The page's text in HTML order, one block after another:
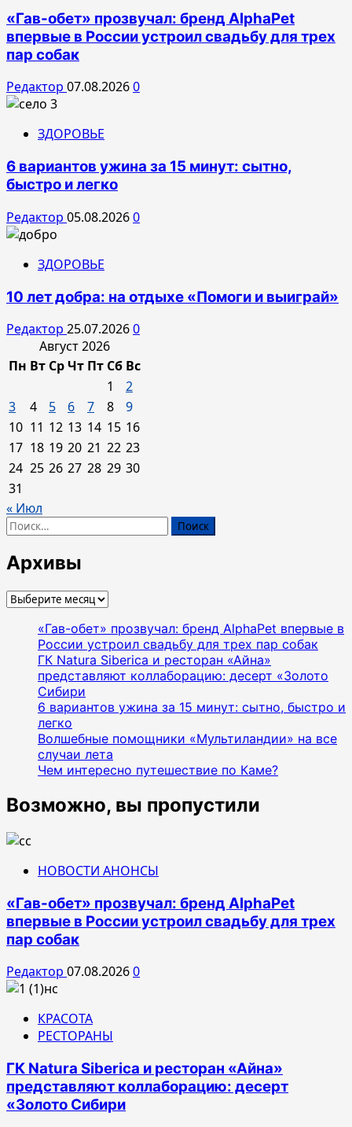
«Гав-обет» прозвучал: бренд AlphaPet
впервые в России устроил свадьбу для трех
пар собак
Редактор 07.08.20260
ЗДОРОВЬЕ
6 вариантов ужина за 15 минут: сытно,
быстро и легко
Редактор 05.08.20260
ЗДОРОВЬЕ
10 лет добра: на отдыхе «Помоги и выиграй»
Редактор 25.07.20260
Август 2026
Пн Вт СрЧт Пт Сб Вс
1
2
3
4 5 6 7 8
9
10 11 12 13 14 15 16
17 18 19 20 21 22 23
24 25 26 27 28 29 30
31
« Июл
Найти:
Архивы
Архивы
«Гав-обет» прозвучал: бренд AlphaPet впервые в
России устроил свадьбу для трех пар собак
ГК Natura Siberica и ресторан «Айна»
представляют коллаборацию: десерт «Золото
Сибири
6 вариантов ужина за 15 минут: сытно, быстро и
легко
Волшебные помощники «Мультиландии» на все
случаи лета
Чем интересно путешествие по Каме?
Возможно, вы пропустили
НОВОСТИ АНОНСЫ
«Гав-обет» прозвучал: бренд AlphaPet
впервые в России устроил свадьбу для трех
пар собак
Редактор 07.08.20260
КРАСОТА
РЕСТОРАНЫ
ГК Natura Siberica и ресторан «Айна»
представляют коллаборацию: десерт
«Золото Сибири